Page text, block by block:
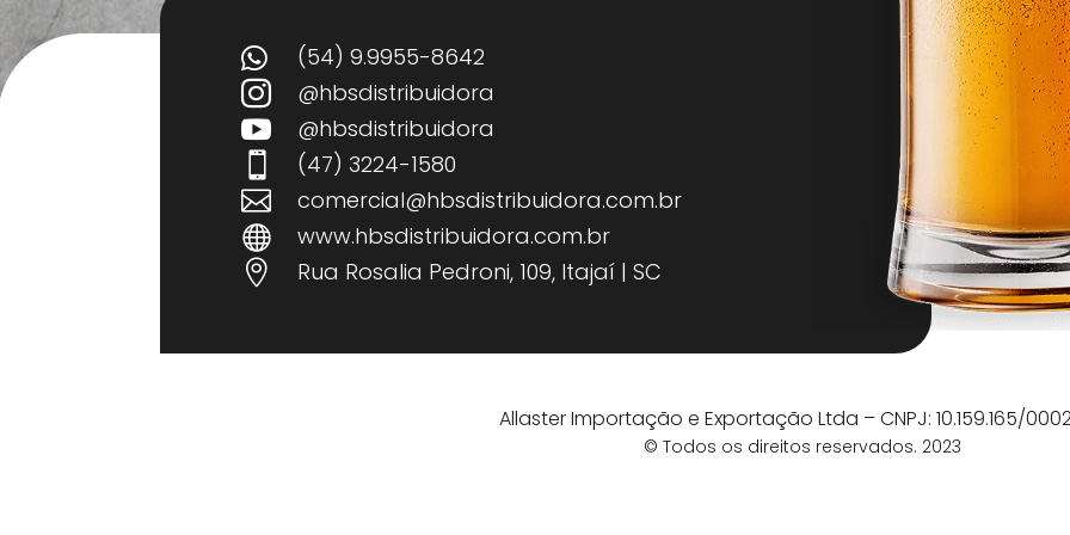

(54) 9.9955-8642

@hbsdistribuidora

@hbsdistribuidora

(47) 3224-1580

comercial@hbsdistribuidora.com.br

www.hbsdistribuidora.com.br

Rua Rosalia Pedroni, 109, Itajaí | SC
Allaster Importação e Exportação Ltda – CNPJ: 10.159.165/
© Todos os direitos reservados. 2023